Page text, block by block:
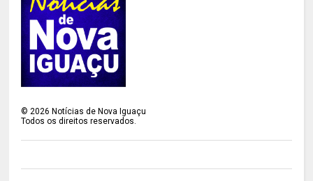
©2026 Notícias de Nova Iguaçu
Todos os direitos reservados.